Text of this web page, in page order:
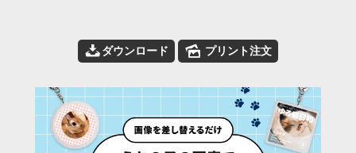
📥ダウンロード 🌄 プリント注文